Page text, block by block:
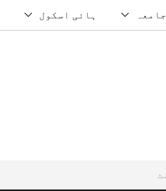
جامعہ ہائی اسکول